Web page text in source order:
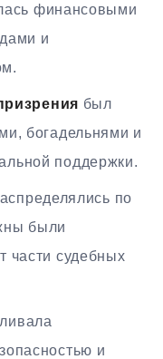
финансовыми
и
был
богадельнями и
поддержки.
по
были
части судебных
и